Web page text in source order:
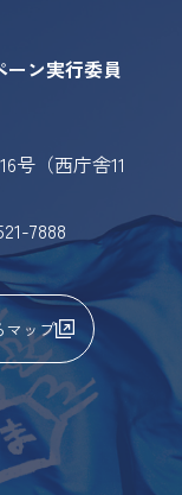
ーン実行委員
号（西庁舎11
7888
マップ